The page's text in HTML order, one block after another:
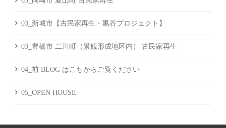
03_新城市【古民家再生・黒谷プロジェクト】
03_豊橋市 二川町（景観形成地区内） 古民家再生
04_前 BLOG はこちからご覧ください
05_OPEN HOUSE